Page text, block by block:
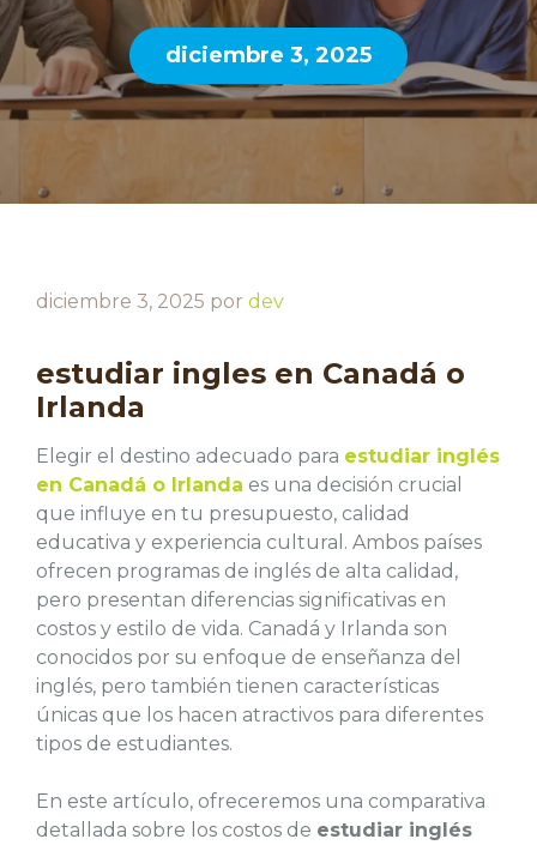
diciembre 3, 2025
diciembre 3, 2025 por dev
estudiar ingles en Canadá o
Irlanda
Elegir el destino adecuado para estudiar inglés
en Canadá o Irlanda es una decisión crucial
que influye en tu presupuesto, calidad
educativa y experiencia cultural. Ambos países
ofrecen programas de inglés de alta calidad,
pero presentan diferencias significativas en
costos y estilo de vida. Canadá y Irlanda son
conocidos por su enfoque de enseñanza del
inglés, pero también tienen características
únicas que los hacen atractivos para diferentes
tipos de estudiantes.
En este artículo, ofreceremos una comparativa
detallada sobre los costos de estudiar inglés